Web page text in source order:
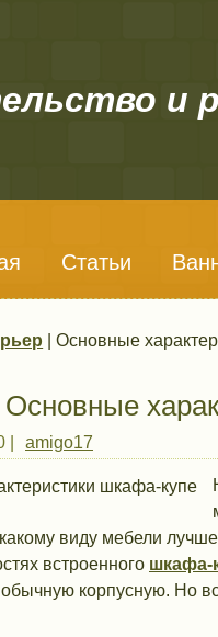
и
Статьи
| Основные
Основные
amigo17
виду мебели
встроенного шкафа-
корпусную. Но